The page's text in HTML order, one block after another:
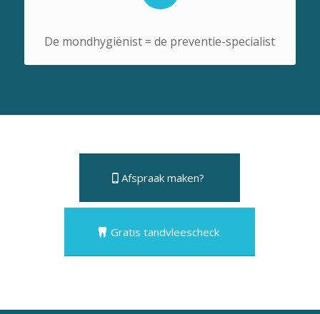
De mondhygiënist = de preventie-specialist
Afspraak maken?
Gratis tandvleescheck